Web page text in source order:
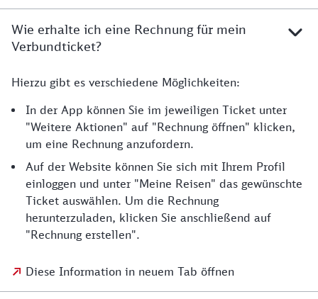
Wie erhalte ich eine Rechnung für mein
Verbundticket?
Hierzu gibt es verschiedene Möglichkeiten:
In der App können Sie im jeweiligen Ticket unter
"Weitere Aktionen" auf "Rechnung öffnen" klicken,
um eine Rechnung anzufordern.
Auf der Website können Sie sich mit Ihrem Profil
einloggen und unter "Meine Reisen" das gewünschte
Ticket auswählen. Um die Rechnung
herunterzuladen, klicken Sie anschließend auf
"Rechnung erstellen".
Diese Information in neuem Tab öffnen